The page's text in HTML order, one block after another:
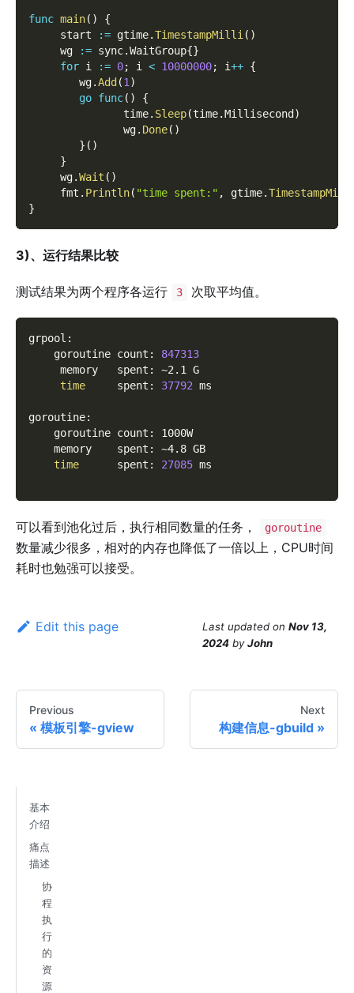
func main( )
{
     start
:= gtime.TimestampMilli ( )
     wg
:= sync.WaitGroup{}
for i := 0; i < 10000000; i++ {
        wg
.Add (1 )
go func( )
{
               time
. Sleep(time.Millisecond )
               wg
. Done( )
} ( )
}
     wg
.Wait ( )
     fmt
. Println( "time spent:" , gtime.
}
3)、运行结果比较
测试结果为两个程序各运行 3 次取平均值。
grpool:
    goroutine count:
847313
     memory   spent: ~2.1 G
time
     spent:
37792 ms
goroutine:
    goroutine count: 1000W
    memory    spent: ~4.8 GB
time
      spent:
27085 ms
可以看到池化过后，执行相同数量的任务， goroutine
数量减少很多，相对的内存也降低了一倍以上，CPU时间
耗时也勉强可以接受。
Edit this page Last updated on Nov 13,
2024 byJohn
Previous
模板引擎-gview
Next
构建信息-gbuild
基本
介绍
痛点
描述
协
程
执
行
的
资
源